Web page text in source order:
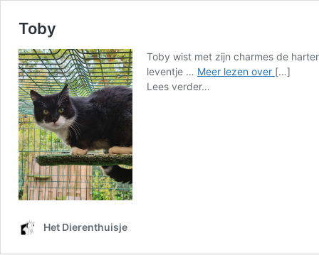
Toby
Toby wist met zijn charmes de
leventje … Meer lezen over Toby
[…]
Lees verder…
Het Dierenthuisje